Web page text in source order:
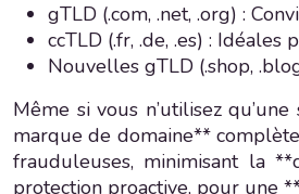
gTLD (.com, .net, .org) :
ccTLD (.fr, .de, .es) :
Nouvelles gTLD (.shop,
Même si vous n’utilisez
marque de domaine**
frauduleuses, minimisant la
protection proactive, pour une